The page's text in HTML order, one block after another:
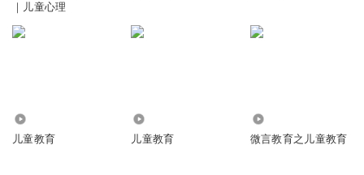
｜儿童心理
儿童教育 儿童教育 微言教育之儿童教育